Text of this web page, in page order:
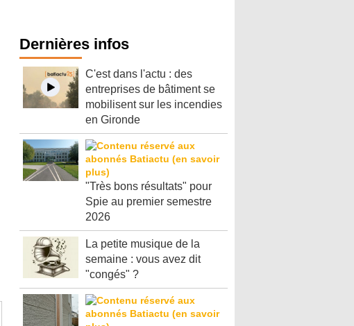
Dernières infos
C'est dans l'actu : des
entreprises de bâtiment se
mobilisent sur les incendies
en Gironde
"Très bons résultats" pour
Spie au premier semestre
2026
La petite musique de la
semaine : vous avez dit
"congés" ?